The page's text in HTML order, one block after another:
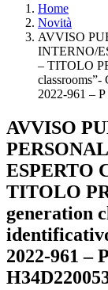
Home
Novità
AVVISO
INTERNO/
– TITOLO
2022-961 –
AVVISO
ESPERTO
TITOLO
generation
2022-961 –